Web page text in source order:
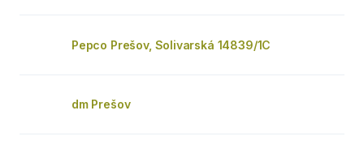
Pepco Prešov, Solivarská 14839/1C
dm Prešov